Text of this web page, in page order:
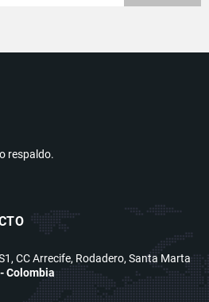
respaldo.
CC Arrecife, Rodadero, Santa Marta
Colombia